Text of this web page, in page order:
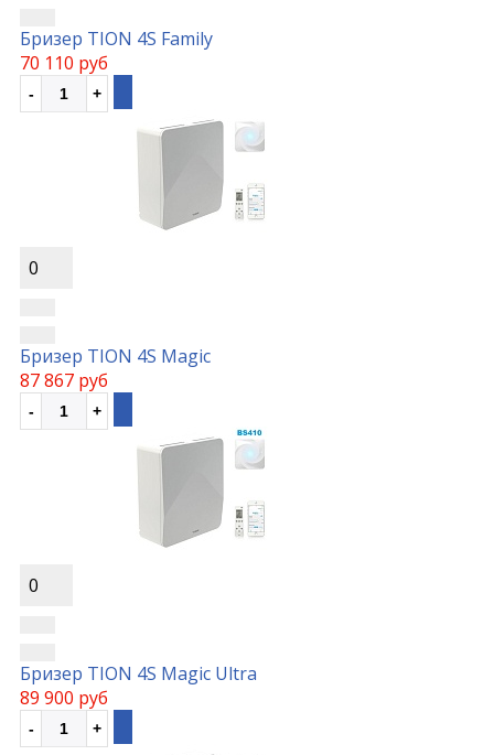
Бризер TION 4S Family
70 110 руб
0
Бризер TION 4S Magic
87 867 руб
0
Бризер TION 4S Magic Ultra
89 900 руб